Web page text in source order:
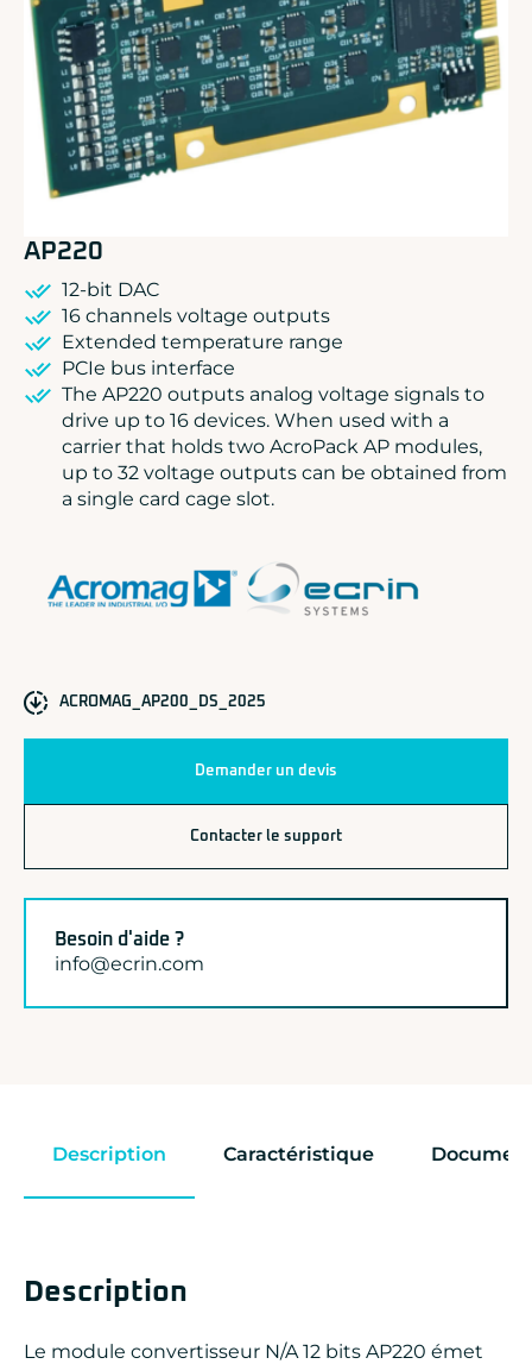
ADLINK
CONCURRENT
DOLPHIN
EIZO Rugged Solutions
NEW WAVE DESIGN
SOC-E
TEWS TECHNOLOGIES GmbH
VADATECH
AP220
12-bit DAC
16 channels voltage outputs
Extended temperature range
PCIe bus interface
The AP220 outputs analog voltage signals to
drive up to 16 devices. When used with a
carrier that holds two AcroPack AP modules,
up to 32 voltage outputs can be obtained from
a single card cage slot.
ACROMAG_AP200_DS_2025
Demander un devis
Contacter le support
Besoin d'aide ?
info@ecrin.com
Description Caractéristique
Description
Le module convertisseur N/A 12 bits AP220 émet